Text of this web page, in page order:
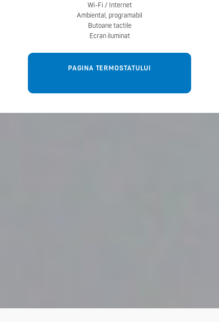
Wi-Fi / Internet
Ambiental, programabil
Butoane tactile
Ecran iluminat
PAGINA TERMOSTATULUI